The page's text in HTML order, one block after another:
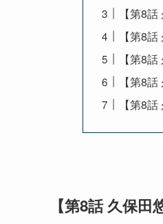
【第8
【第8
【第8
【第8
【第8
【第8話 久保